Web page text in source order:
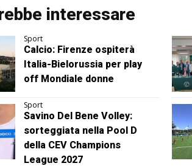
interessare
Sport
Calcio: Firenze ospiterà
Italia-Bielorussia per play
off Mondiale donne
Sport
Savino Del Bene Volley:
sorteggiata nella Pool D
della CEV Champions
League 2027